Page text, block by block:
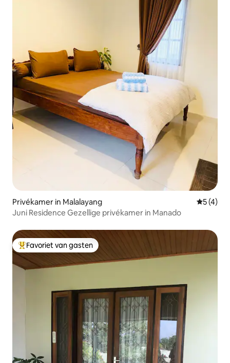
Privékamer in Malalayang
5 (4)
Juni Residence Gezellige privékamer in Manado
Topfavoriet van gasten
Favoriet van gasten